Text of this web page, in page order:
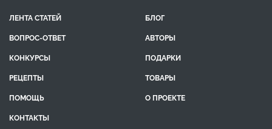
ЛЕНТА СТАТЕЙ
БЛОГ
ВОПРОС-ОТВЕТ
АВТОРЫ
КОНКУРСЫ
ПОДАРКИ
РЕЦЕПТЫ
ТОВАРЫ
ПОМОЩЬ
О ПРОЕКТЕ
КОНТАКТЫ